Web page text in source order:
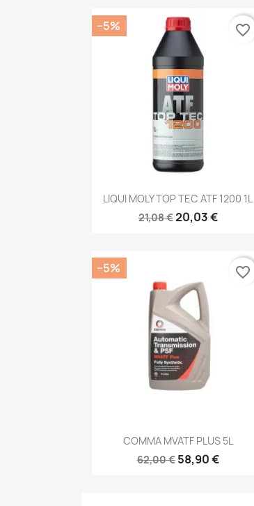
Kiirvaade
LIQUI MOLY TOP TEC ATF 1200 1L
21,08 €20,03 €
−5% favorite_border
Kiirvaade
COMMA MVATF PLUS 5L
62,00 € 58,90 €
−5% favorite_border